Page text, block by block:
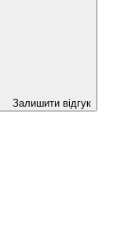
Залишити відгук